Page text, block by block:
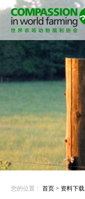
您的位置： 首页 > 资料下载